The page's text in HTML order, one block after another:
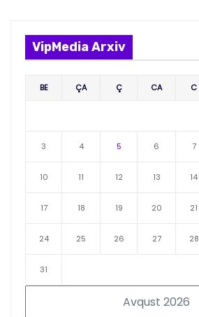
VipMedia Arxiv
Avqust 2026
BE ÇA Ç CA C
3 4 5 6 7
10 11 12 13 14
17 18 19 20 21
24 25 26 27 28
31